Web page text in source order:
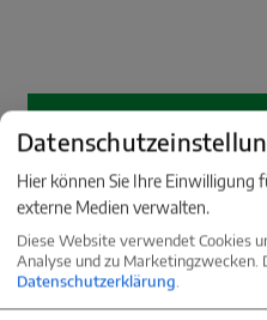
Hier können Sie Ihre Einwilligung
externe Medien verwalten.
Diese Website verwendet Cookies
Analyse und zu Marketingzwecken.
Datenschutzerklärung.